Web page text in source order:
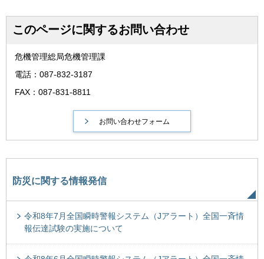
このページに関するお問い合わせ
危機管理総局危機管理課
電話：087-832-3187
FAX：087-831-8811
防災に関する情報発信
令和8年7月全国瞬時警報システム（Jアラート）全国一斉情
報伝達試験の実施について